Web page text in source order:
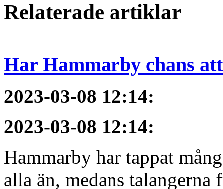
Relaterade artiklar
Har Hammarby chans
2023-03-08 12:14:
2023-03-08 12:14:
Hammarby har tappat
alla än, medans talangerna